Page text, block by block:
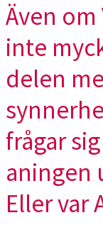
Även
inte
delen
frågar
aningen
Eller var